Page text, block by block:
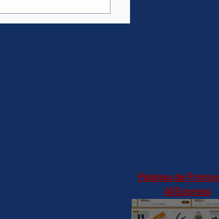
Páginas de
AliExpress